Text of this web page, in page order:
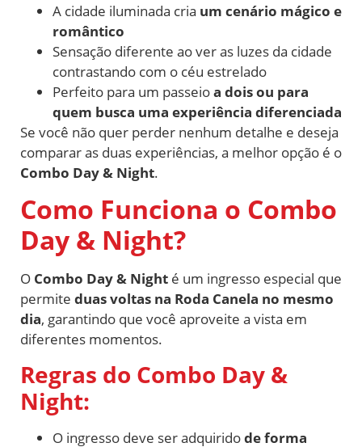
A cidade iluminada cria um cenário mágico e
romântico
Sensação diferente ao ver as luzes da cidade
contrastando com o céu estrelado
Perfeito para um passeioa dois ou para
quem busca uma experiência diferenciada
Se você não quer perder nenhum detalhe e deseja
comparar as duas experiências, a melhor opção é o
Combo Day & Night.
Como Funciona o Combo
Day & Night?
O Combo Day & Night é um ingresso especial que
permite duas voltas na Roda Canela no mesmo
dia, garantindo que você aproveite a vista em
diferentes momentos.
Regras do Combo Day &
Night:
O ingresso deve ser adquiridode forma